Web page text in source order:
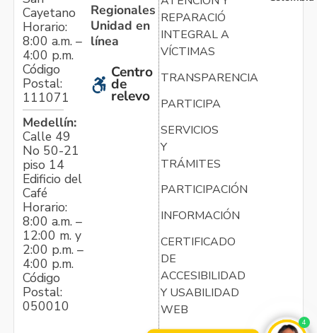
Cayetano
Horario:
8:00 a.m. –
4:00 p.m.
Código
Postal:
111071
Medellín:
Calle 49
No 50-21
piso 14
Edificio del
Café
Horario:
8:00 a.m. –
12:00 m. y
2:00 p.m. –
4:00 p.m.
Código
Postal:
050010
Regionales
Unidad en
línea
Centro
de
relevo
REPARACIÓN
INTEGRAL A
VÍCTIMAS
TRANSPARENCIA
PARTICIPA
SERVICIOS
Y
TRÁMITES
PARTICIPACIÓN
INFORMACIÓN
CERTIFICADO
DE
ACCESIBILIDAD
Y USABILIDAD
WEB
4